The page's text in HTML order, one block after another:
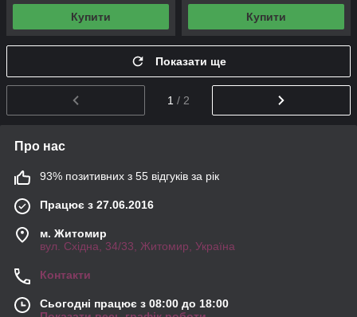
Купити Купити
Показати ще
1 / 2
Про нас
93% позитивних з 55 відгуків за рік
Працює з 27.06.2016
м. Житомир
вул. Східна, 34/33, Житомир, Україна
Контакти
Сьогодні працює з 08:00 до 18:00